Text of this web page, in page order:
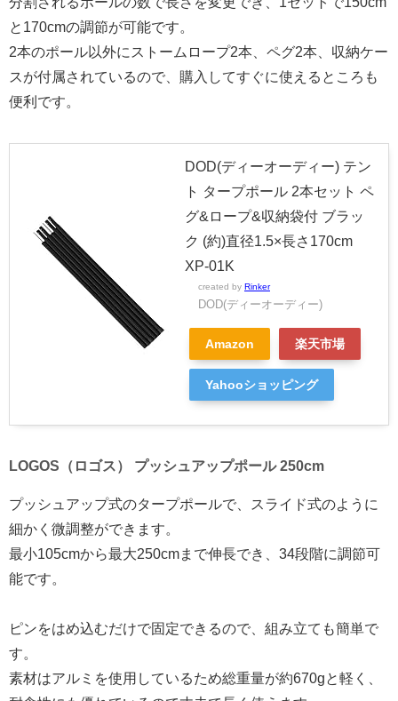
と170cmの調節が可能です。
2本のポール以外にストームロープ2本、ペグ2本、収納ケー
スが付属されているので、購入してすぐに使えるところも
便利です。
DOD(ディーオーディー) テン
ト タープポール 2本セット ペ
グ&ロープ&収納袋付 ブラッ
ク (約)直径1.5×長さ170cm
XP-01K
created by Rinker
DOD(ディーオーディー)
Amazon 楽天市場
Yahooショッピング
LOGOS（ロゴス） プッシュアップポール 250cm
プッシュアップ式のタープポールで、スライド式のように
細かく微調整ができます。
最小105cmから最大250cmまで伸長でき、34段階に調節可
能です。
ピンをはめ込むだけで固定できるので、組み立ても簡単で
す。
素材はアルミを使用しているため総重量が約670gと軽く、